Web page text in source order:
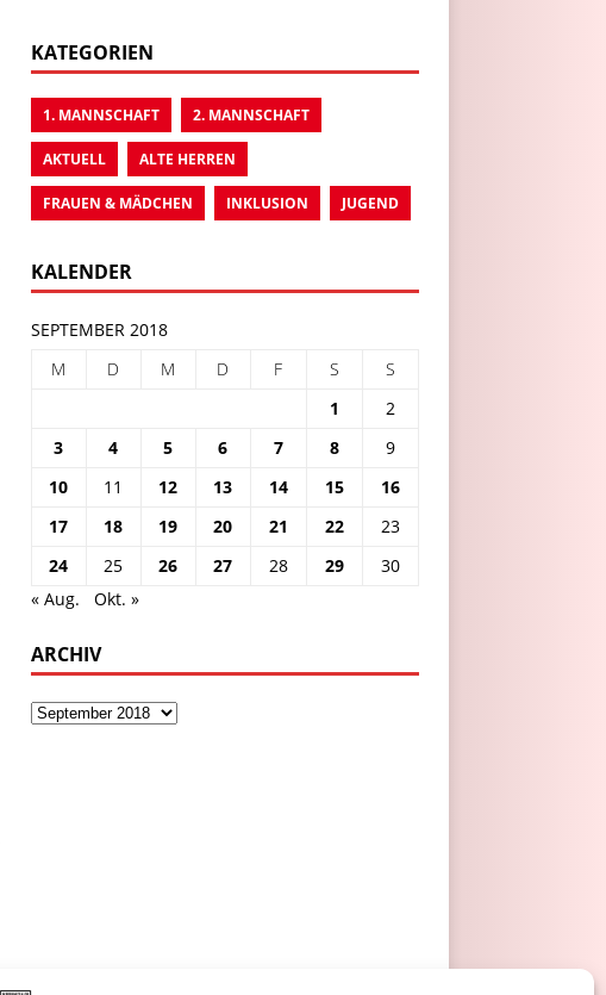
KATEGORIEN
1. MANNSCHAFT 2. MANNSCHAFT
AKTUELL ALTE HERREN
FRAUEN & MÄDCHEN INKLUSION JUGEND
KALENDER
SEPTEMBER 2018
M
D M D F S
S
1
2
3
4 5 6 7 8
9
10
11 12 13 14 15
16
17
18 19 20 21 22
23
24
25 26 27 28 29
30
« Aug.
Okt. »
ARCHIV